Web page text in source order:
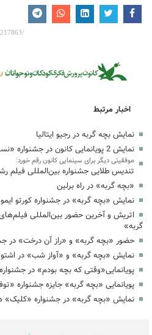
اخبار مرتبط
نمایش بچه گربه در رجیو ایتالیا
نمایش 2 پویانمایی کانون در جشنواره «نسیم شرقی» کانادا
موفقیتی دیگر برای سینمایی کانون رقم خورد:
تندیس طلایی جشنواره بین‌المللی فیلم
«بچه گربه» در راه برلین
نمایش «بچه گربه» در جشنواره کورتو ایمولا
گربه»
حضور «بچه گربه» و «راز آن درخت» در
نمایش «بچه گربه» و «آواز شب» در
پویانمایی«وقتی که بچه بودم» در
پویانمایی «بچه گربه» جایزه جشنواره
نمایش «بچه گربه» در جشنواره «کلیک»